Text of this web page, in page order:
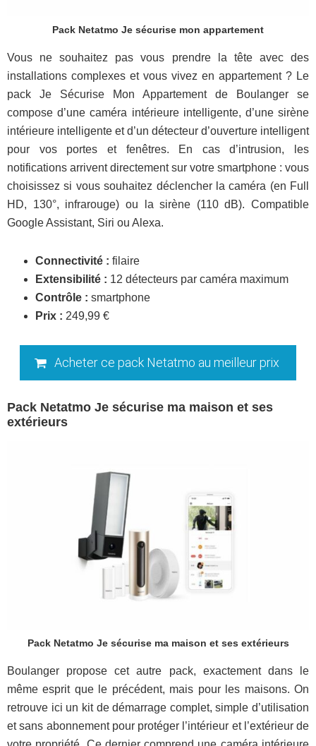
Pack Netatmo Je sécurise mon appartement
Vous ne souhaitez pas vous prendre la tête avec des
installations complexes et vous vivez en appartement ? Le
pack Je Sécurise Mon Appartement de Boulanger se
compose d’une caméra intérieure intelligente, d’une sirène
intérieure intelligente et d’un détecteur d’ouverture intelligent
pour vos portes et fenêtres. En cas d’intrusion, les
notifications arrivent directement sur votre smartphone : vous
choisissez si vous souhaitez déclencher la caméra (en Full
HD, 130°, infrarouge) ou la sirène (110 dB). Compatible
Google Assistant, Siri ou Alexa.
Connectivité : filaire
Extensibilité : 12 détecteurs par caméra maximum
Contrôle : smartphone
Prix : 249,99 €
Acheter ce pack Netatmo au meilleur prix
Pack Netatmo Je sécurise ma maison et ses
extérieurs
Pack Netatmo Je sécurise ma maison et ses extérieurs
Boulanger propose cet autre pack, exactement dans le
même esprit que le précédent, mais pour les maisons. On
retrouve ici un kit de démarrage complet, simple d’utilisation
et sans abonnement pour protéger l’intérieur et l’extérieur de